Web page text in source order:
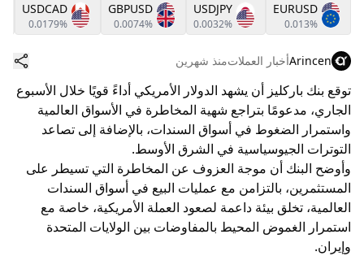
EURUSD
0.013%
USDJPY
0.0032%
GBPUSD
0.0074%
USDCAD
0.0179%
Arincenأخبار العملاتمنذ شهرين
توقع بنك باركليز أن يشهد الدولار الأمريكي أداءً قويًا خلال الأسبوع
الجاري، مدعومًا بتراجع شهية المخاطرة في الأسواق العالمية
واستمرار الضغوط في أسواق السندات، بالإضافة إلى تصاعد
التوترات الجيوسياسية في الشرق الأوسط.
وأوضح البنك أن موجة العزوف عن المخاطرة التي تسيطر على
المستثمرين، بالتزامن مع عمليات البيع في أسواق السندات
العالمية، تخلق بيئة داعمة لصعود العملة الأمريكية، خاصة مع
استمرار الغموض المحيط بالمفاوضات بين الولايات المتحدة
وإيران.